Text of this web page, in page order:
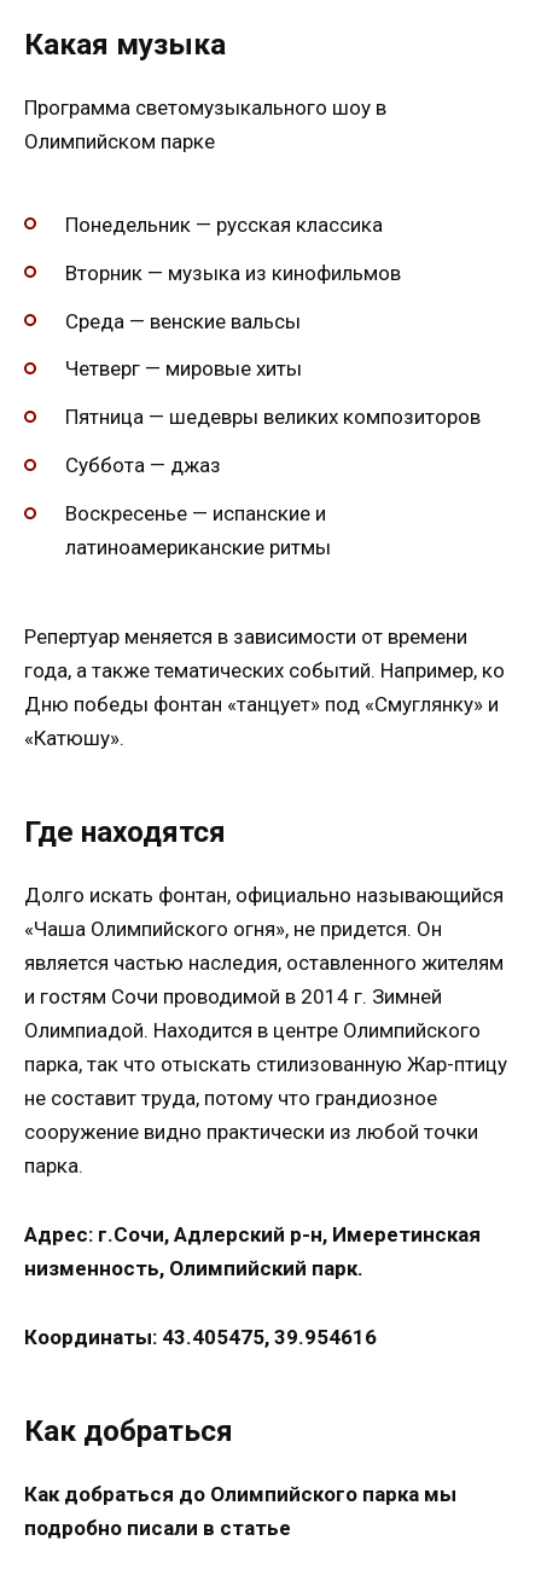
Какая музыка
Программа светомузыкального шоу в
Олимпийском парке
Понедельник — русская классика
Вторник — музыка из кинофильмов
Среда — венские вальсы
Четверг — мировые хиты
Пятница — шедевры великих композиторов
Суббота — джаз
Воскресенье — испанские и
латиноамериканские ритмы
Репертуар меняется в зависимости от времени
года, а также тематических событий. Например, ко
Дню победы фонтан «танцует» под «Смуглянку» и
«Катюшу».
Где находятся
Долго искать фонтан, официально называющийся
«Чаша Олимпийского огня», не придется. Он
является частью наследия, оставленного жителям
и гостям Сочи проводимой в 2014 г. Зимней
Олимпиадой. Находится в центре Олимпийского
парка, так что отыскать стилизованную Жар-птицу
не составит труда, потому что грандиозное
сооружение видно практически из любой точки
парка.
Адрес: г.Сочи, Адлерский р-н, Имеретинская
низменность, Олимпийский парк.
Координаты: 43.405475, 39.954616
Как добраться
Как добраться до Олимпийского парка мы
подробно писали в статье